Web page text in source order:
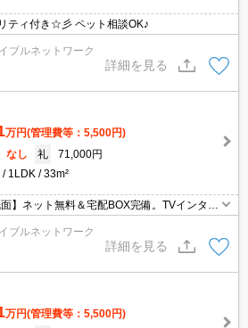
ティ付き☆彡 ペット相談OK♪
ブルネットワーク
詳細を見る
万円(管理費等：5,500円)
なし 礼
71,000円
1LDK 33m²
】ネット無料＆宅配BOX完備。TVインター
充実しているので安心して生活できます。
浴室乾燥機など充実した設備を備え付けて
な方にうれしい、ペット相談可の物件で
ブルネットワーク
詳細を見る
万円(管理費等：5,500円)